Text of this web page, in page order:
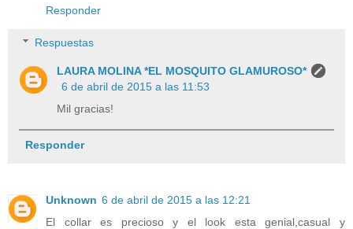
Responder
Respuestas
LAURA MOLINA *EL MOSQUITO GLAMUROSO*
6 de abril de 2015 a las 11:53
Mil gracias!
Responder
Unknown 6 de abril de 2015 a las 12:21
El collar es precioso y el look esta genial,casual y